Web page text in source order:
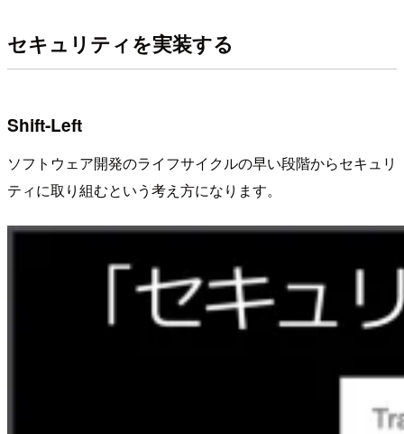
セキュリティを実装する
Shift-Left
ソフトウェア開発のライフサイクルの早い段階からセキュリ
ティに取り組むという考え方になります。